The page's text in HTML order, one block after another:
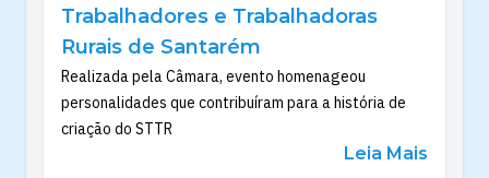
Trabalhadores e Trabalhadoras
Rurais de Santarém
Realizada pela Câmara, evento homenageou
personalidades que contribuíram para a história de
criação do STTR
Leia Mais